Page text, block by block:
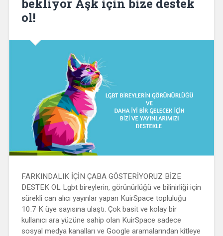
bekliyor Aşk için bize destek
ol!
FARKINDALIK İÇİN ÇABA GÖSTERİYORUZ BİZE
DESTEK OL Lgbt bireylerin, görünürlüğü ve bilinirliği için
sürekli can alıcı yayınlar yapan KuirSpace topluluğu
10.7 K üye sayısına ulaştı. Çok basit ve kolay bir
kullanıcı ara yüzüne sahip olan KuirSpace sadece
sosyal medya kanalları ve Google aramalarından kitleye